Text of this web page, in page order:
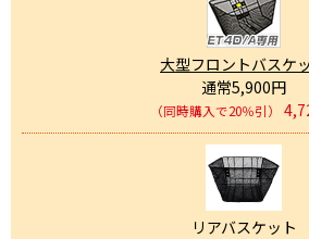
大型フロントバスケ
通常5,900円
（同時購入で20％引）
リアバスケット